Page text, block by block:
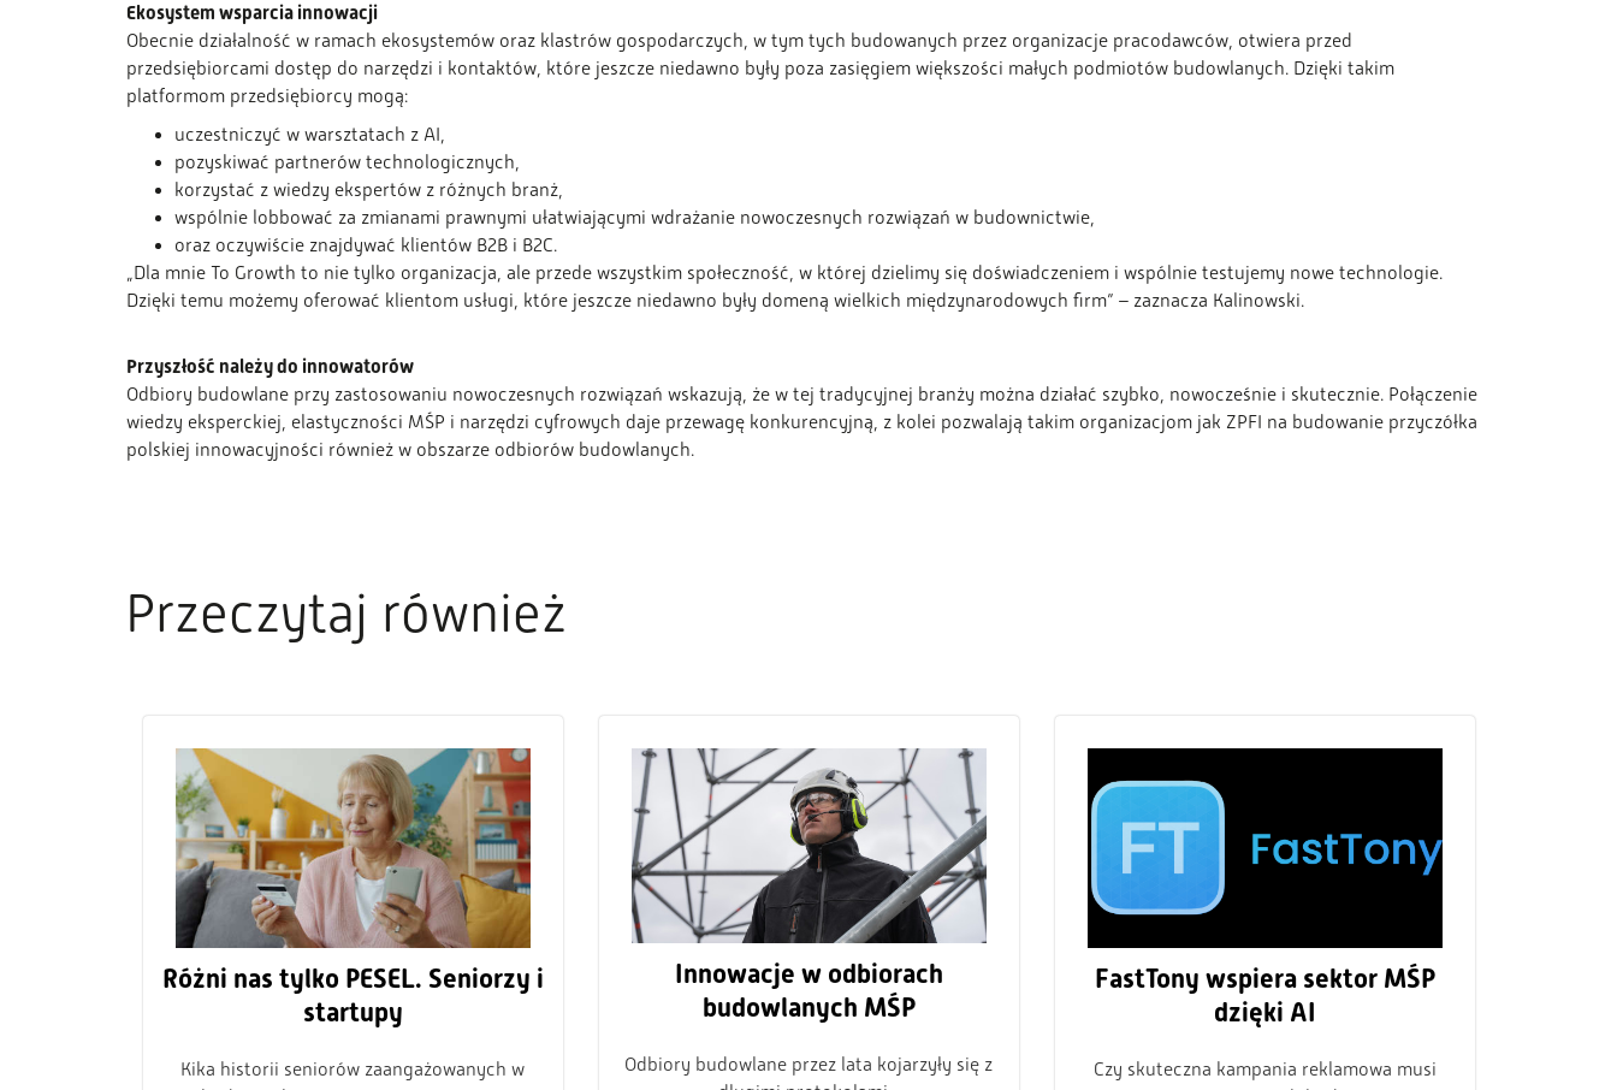
Ekosystem wsparcia innowacji
Obecnie działalność w ramach ekosystemów oraz klastrów gospodarczych, w tym tych budowanych przez organizacje pracodawców, otwiera przed
przedsiębiorcami dostęp do narzędzi i kontaktów, które jeszcze niedawno były poza zasięgiem większości małych podmiotów budowlanych. Dzięki takim
platformom przedsiębiorcy mogą:
uczestniczyć w warsztatach z AI,
pozyskiwać partnerów technologicznych,
korzystać z wiedzy ekspertów z różnych branż,
wspólnie lobbować za zmianami prawnymi ułatwiającymi wdrażanie nowoczesnych rozwiązań w budownictwie,
oraz oczywiście znajdywać klientów B2B i B2C.
„Dla mnie To Growth to nie tylko organizacja, ale przede wszystkim społeczność, w której dzielimy się doświadczeniem i wspólnie testujemy nowe technologie.
Dzięki temu możemy oferować klientom usługi, które jeszcze niedawno były domeną wielkich międzynarodowych firm” – zaznacza Kalinowski.
Przyszłość należy do innowatorów
Odbiory budowlane przy zastosowaniu nowoczesnych rozwiązań wskazują, że w tej tradycyjnej branży można działać szybko, nowocześnie i skutecznie. Połączenie
wiedzy eksperckiej, elastyczności MŚP i narzędzi cyfrowych daje przewagę konkurencyjną, z kolei pozwalają takim organizacjom jak ZPFI na budowanie przyczółka
polskiej innowacyjności również w obszarze odbiorów budowlanych.
Przeczytaj również
Różni nas tylko PESEL. Seniorzy i
startupy
Kika historii seniorów zaangażowanych w
Innowacje w odbiorach
budowlanych MŚP
Odbiory budowlane przez lata kojarzyły się z
FastTony wspiera sektor MŚP
dzięki AI
Czy skuteczna kampania reklamowa musi